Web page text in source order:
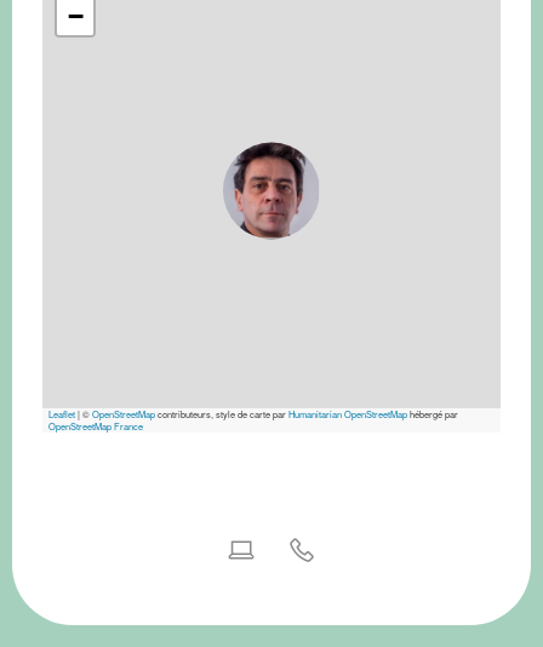
−
Leaflet|©OpenStreetMapcontributeurs, style de carte parHumanitarian OpenStreetMaphébergé par
OpenStreetMap France